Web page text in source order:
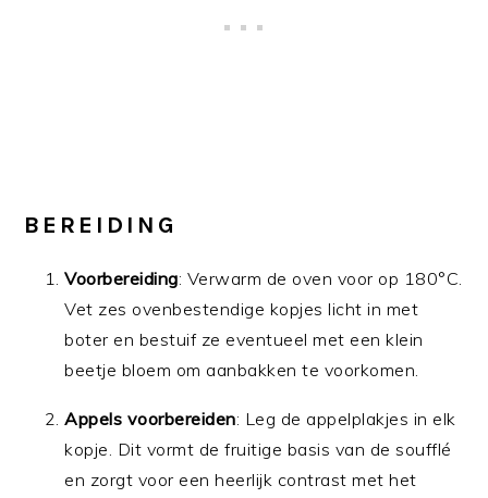
BEREIDING
Voorbereiding: Verwarm de oven voor op 180°C.
Vet zes ovenbestendige kopjes licht in met
boter en bestuif ze eventueel met een klein
beetje bloem om aanbakken te voorkomen.
Appels voorbereiden: Leg de appelplakjes in elk
kopje. Dit vormt de fruitige basis van de soufflé
en zorgt voor een heerlijk contrast met het